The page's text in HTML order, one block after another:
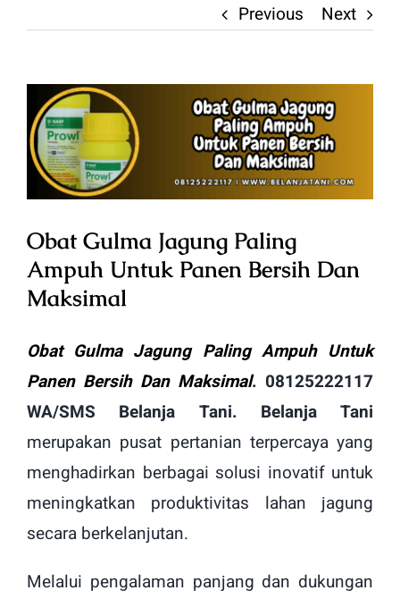
Previous Next
View
Larger
Image
Obat Gulma Jagung Paling
Ampuh Untuk Panen Bersih Dan
Maksimal
Obat Gulma Jagung Paling Ampuh Untuk
Panen Bersih Dan Maksimal. 08125222117
WA/SMS Belanja Tani. Belanja Tani
merupakan pusat pertanian terpercaya yang
menghadirkan berbagai solusi inovatif untuk
meningkatkan produktivitas lahan jagung
secara berkelanjutan.
Melalui pengalaman panjang dan dukungan